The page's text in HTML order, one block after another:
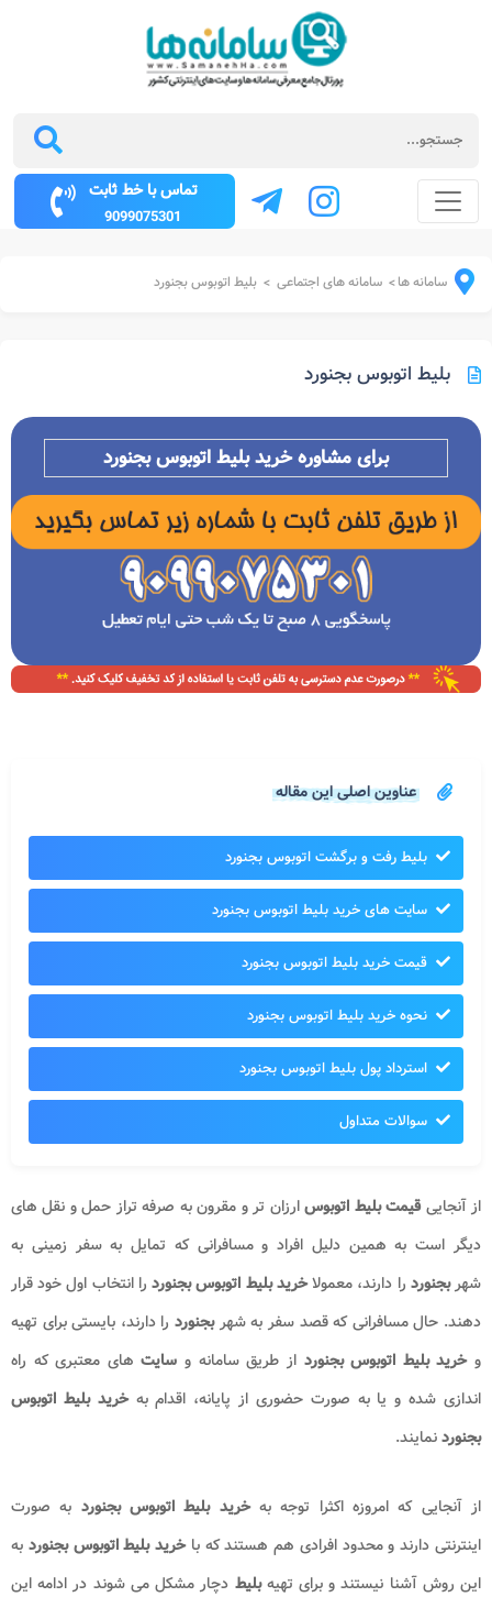
تماس با خط ثابت
9099075301
سامانه ها> سامانه های اجتماعی > بلیط اتوبوس بجنورد
بلیط اتوبوس بجنورد
برای مشاوره خرید بلیط اتوبوسبجنورد
عناوین اصلی این مقاله
بلیط رفت و برگشت اتوبوس بجنورد
سایت های خرید بلیط اتوبوس بجنورد
قیمت خرید بلیط اتوبوس بجنورد
نحوه خرید بلیط اتوبوس بجنورد
استرداد پول بلیط اتوبوس بجنورد
سوالات متداول
از آنجاییقیمت بلیط اتوبوسارزان تر و مقرون به صرفه تراز حمل و نقل های
دیگر است به همین دلیل افراد و مسافرانی که تمایل به سفر زمینی به
شهربجنورد را دارند، معمولاخرید بلیط اتوبوس بجنوردرا انتخاب اول خود قرار
دهند. حال مسافرانی که قصد سفر به شهربجنورد را دارند، بایستی برای تهیه
وخرید بلیط اتوبوس بجنورداز طریق سامانه و سایت های معتبری که راه
اندازی شده و یا به صورت حضوری از پایانه، اقدام بهخرید بلیط اتوبوس
بجنوردنمایند.
از آنجایی که امروزه اکثرا توجه بهخرید بلیط اتوبوس بجنورد به صورت
اینترنتی دارند و محدود افرادی هم هستند که باخرید بلیط اتوبوس بجنورد به
این روش آشنا نیستند و برای تهیهبلیط دچار مشکل می شوند در ادامه این